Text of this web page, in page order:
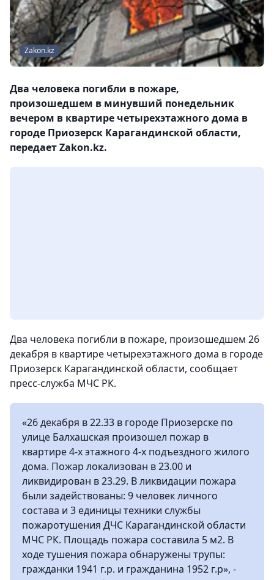
Zakon.kz
Два человека погибли в пожаре,
произошедшем в минувший понедельник
вечером в квартире четырехэтажного дома в
городе Приозерск Карагандинской области,
передает Zakon.kz.
Два человека погибли в пожаре, произошедшем 26
декабря в квартире четырехэтажного дома в городе
Приозерск Карагандинской области, сообщает
пресс-служба МЧС РК.
«26 декабря в 22.33 в городе Приозерске по
улице Балхашская произошел пожар в
квартире 4-х этажного 4-х подъездного жилого
дома. Пожар локализован в 23.00 и
ликвидирован в 23.29. В ликвидации пожара
были задействованы: 9 человек личного
состава и 3 единицы техники службы
пожаротушения ДЧС Карагандинской области
МЧС РК. Площадь пожара составила 5 м2. В
ходе тушения пожара обнаружены трупы:
гражданки 1941 г.р. и гражданина 1952 г.р», -